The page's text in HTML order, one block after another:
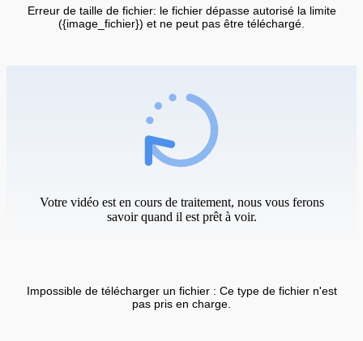
Erreur de taille de fichier: le fichier dépasse autorisé la limite
({image_fichier}) et ne peut pas être téléchargé.
Votre vidéo est en cours de traitement, nous vous ferons
savoir quand il est prêt à voir.
Impossible de télécharger un fichier : Ce type de fichier n'est
pas pris en charge.